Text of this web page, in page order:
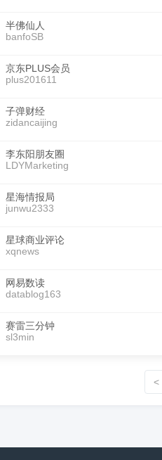
半佛仙人
banfoSB
京东PLUS会员
plus201611
子弹财经
zidancaijing
李东阳朋友圈
LDYMarketing
星海情报局
junwu2333
星球商业评论
xqnews
网易数读
datablog163
赛雷三分钟
sl3min
<